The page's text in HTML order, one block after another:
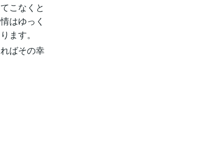
こなくと
はゆっく
ます。
ばその幸